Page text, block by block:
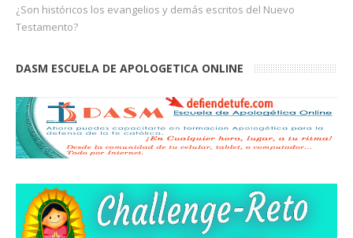
¿Son históricos los evangelios y demás escritos del Nuevo
Testamento?
DASM ESCUELA DE APOLOGETICA ONLINE